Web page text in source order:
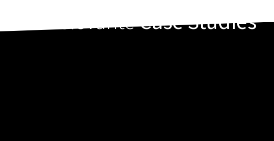
RelevanteCase Studies